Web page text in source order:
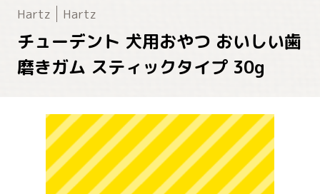
Hartz
Hartz
チューデント 犬用おやつ おいしい歯
磨きガム スティックタイプ 30g